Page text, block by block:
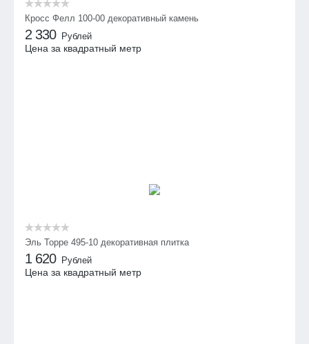
Кросс Фелл 100-00 декоративный камень
2 330 Рублей
Цена за квадратный метр
Эль Торре 495-10 декоративная плитка
1 620 Рублей
Цена за квадратный метр